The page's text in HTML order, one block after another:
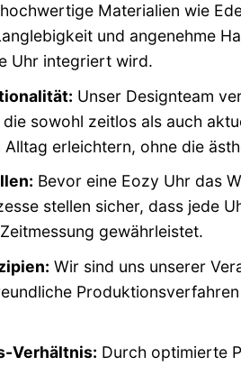
Materialien wie
und angenehme
Uhr integriert wird.
Unser Designteam
sowohl zeitlos als auch
erleichtern, ohne die
Bevor eine Eozy Uhr das
stellen sicher, dass jede
gewährleistet.
Wir sind uns unserer
Verhältnis: Durch optimierte